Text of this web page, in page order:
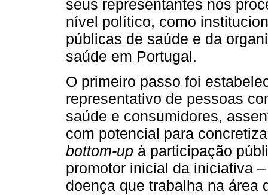
seus representantes nos
nível político, como
públicas de saúde e da
saúde em Portugal.
O primeiro passo foi
representativo de pessoas
saúde e consumidores,
com potencial para
bottom-up à participação
promotor inicial da iniciativa
doença que trabalha na área